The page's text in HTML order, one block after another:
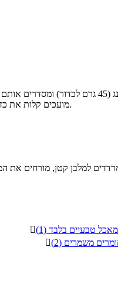
מועכים קלות את כדורי הבצק שיכוסו בשמן (כיסוי השמן הינו במקום החמאה או המרגרינה בבצק).

טבעיים בלבד (1)

משמרים (2)